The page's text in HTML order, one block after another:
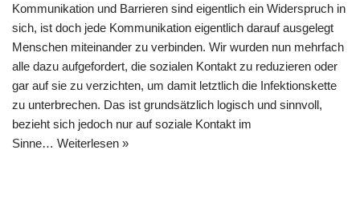
Kommunikation und Barrieren sind eigentlich ein Widerspruch in
sich, ist doch jede Kommunikation eigentlich darauf ausgelegt
Menschen miteinander zu verbinden. Wir wurden nun mehrfach
alle dazu aufgefordert, die sozialen Kontakt zu reduzieren oder
gar auf sie zu verzichten, um damit letztlich die Infektionskette
zu unterbrechen. Das ist grundsätzlich logisch und sinnvoll,
bezieht sich jedoch nur auf soziale Kontakt im
Sinne… Weiterlesen »